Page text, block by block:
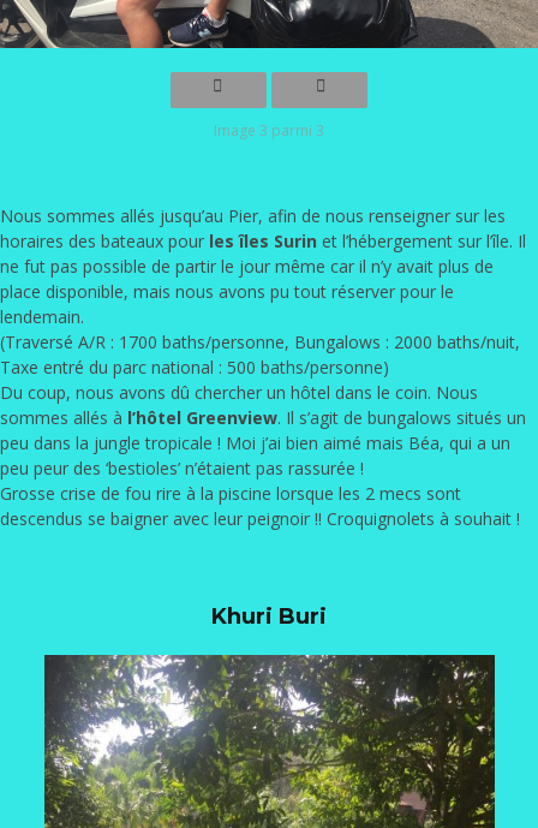
Image 3 parmi 3
Nous sommes allés jusqu’au Pier, afin de nous renseigner sur les
horaires des bateaux pour les îles Surin et l’hébergement sur l’île. Il
ne fut pas possible de partir le jour même car il n’y avait plus de
place disponible, mais nous avons pu tout réserver pour le
lendemain.
(Traversé A/R : 1700 baths/personne, Bungalows : 2000 baths/nuit,
Taxe entré du parc national : 500 baths/personne)
Du coup, nous avons dû chercher un hôtel dans le coin. Nous
sommes allés à l’hôtel Greenview. Il s’agit de bungalows situés un
peu dans la jungle tropicale ! Moi j’ai bien aimé mais Béa, qui a un
peu peur des ‘bestioles’ n’étaient pas rassurée !
Grosse crise de fou rire à la piscine lorsque les 2 mecs sont
descendus se baigner avec leur peignoir !! Croquignolets à souhait !
Khuri Buri